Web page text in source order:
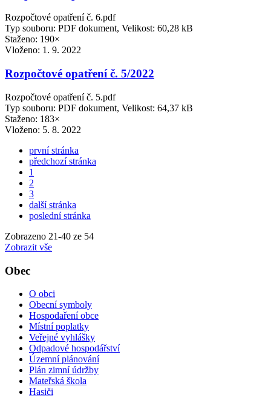
Rozpočtové opatření č. 6.pdf
Typ souboru: PDF dokument, Velikost: 60,28 kB
Staženo: 190×
Vloženo: 1. 9. 2022
Rozpočtové opatření č. 5/2022
Rozpočtové opatření č. 5.pdf
Typ souboru: PDF dokument, Velikost: 64,37 kB
Staženo: 183×
Vloženo: 5. 8. 2022
první stránka
předchozí stránka
1
2
3
další stránka
poslední stránka
Zobrazeno 21-40 ze 54
Zobrazit vše
Obec
O obci
Obecní symboly
Hospodaření obce
Místní poplatky
Veřejné vyhlášky
Odpadové hospodářství
Územní plánování
Plán zimní údržby
Mateřská škola
Hasiči